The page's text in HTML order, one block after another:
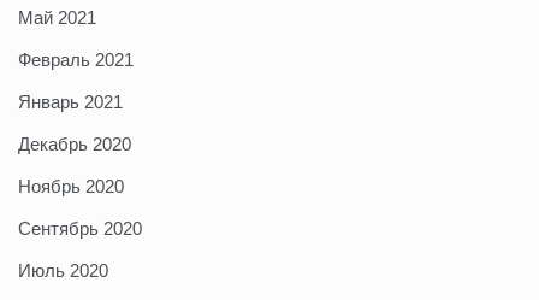
Май 2021
Февраль 2021
Январь 2021
Декабрь 2020
Ноябрь 2020
Сентябрь 2020
Июль 2020